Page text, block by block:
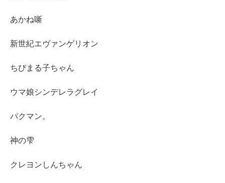
あかね噺
新世紀エヴァンゲリオン
ちびまる子ちゃん
ウマ娘シンデレラグレイ
バクマン。
神の雫
クレヨンしんちゃん